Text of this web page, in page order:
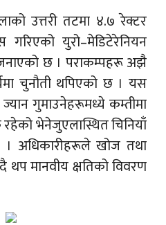
उत्तरी तटमा ४.७ रेक्टर
युरो–मेडिटेरेनियन
छ । पराकम्पहरू अझै
चुनौती थपिएको छ । यस
गुमाउनेहरूमध्ये कम्तीमा
रहेको भेनेजुएलास्थित चिनियाँ
। अधिकारीहरूले खोज तथा
थप मानवीय क्षतिको विवरण